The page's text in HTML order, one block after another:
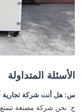
الأسئلة المتداولة
س: هل أنت شركة تجارية
ج: نحن شركة مصنعة تتمتع